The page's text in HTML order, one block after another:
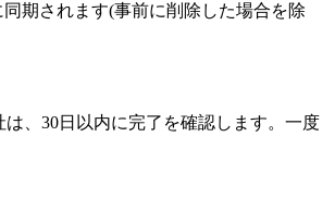
期されます(事前に削除した場合を除
、30日以内に完了を確認します。一度